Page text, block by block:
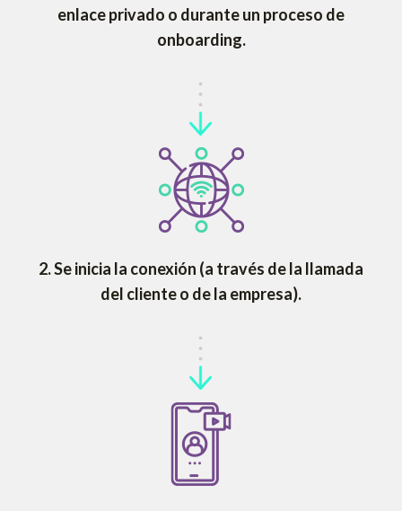
enlace privado o durante un proceso de
onboarding.
2.Se inicia la conexión (a través de la llamada
del cliente o de la empresa).